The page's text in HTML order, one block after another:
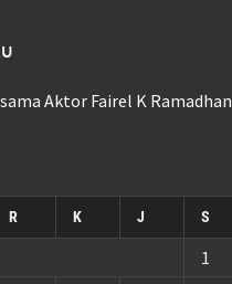
Aktor Fairel K Ramadhan
R K J S
1